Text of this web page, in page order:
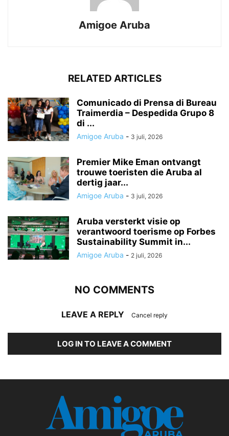
Amigoe Aruba
RELATED ARTICLES
Comunicado di Prensa di Bureau
Traimerdia – Despedida Grupo 8
di ...
Amigoe Aruba - 3 juli, 2026
Premier Mike Eman ontvangt
trouwe toeristen die Aruba al
dertig jaar...
Amigoe Aruba - 3 juli, 2026
Aruba versterkt visie op
verantwoord toerisme op Forbes
Sustainability Summit in...
Amigoe Aruba - 2 juli, 2026
NO COMMENTS
LEAVE A REPLY Cancel reply
LOG IN TO LEAVE A COMMENT